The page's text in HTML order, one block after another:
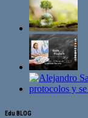
Edu BLOG